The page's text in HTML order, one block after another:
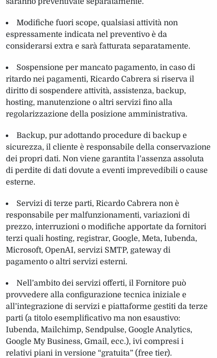
Modifiche fuori scope, qualsiasi attività non
espressamente indicata nel preventivo è da
considerarsi extra e sarà fatturata separatamente.
Sospensione per mancato pagamento, in caso di
ritardo nei pagamenti, Ricardo Cabrera si riserva il
diritto di sospendere attività, assistenza, backup,
hosting, manutenzione o altri servizi fino alla
regolarizzazione della posizione amministrativa.
Backup, pur adottando procedure di backup e
sicurezza, il cliente è responsabile della conservazione
dei propri dati. Non viene garantita l’assenza assoluta
di perdite di dati dovute a eventi imprevedibili o cause
esterne.
Servizi di terze parti, Ricardo Cabrera non è
responsabile per malfunzionamenti, variazioni di
prezzo, interruzioni o modifiche apportate da fornitori
terzi quali hosting, registrar, Google, Meta, Iubenda,
Microsoft, OpenAI, servizi SMTP, gateway di
pagamento o altri servizi esterni.
Nell’ambito dei servizi offerti, il Fornitore può
provvedere alla configurazione tecnica iniziale e
all’integrazione di servizi e piattaforme gestiti da terze
parti (a titolo esemplificativo ma non esaustivo:
Iubenda, Mailchimp, Sendpulse, Google Analytics,
Google My Business, Gmail, ecc.), ivi compresi i
relativi piani in versione “gratuita” (free tier).